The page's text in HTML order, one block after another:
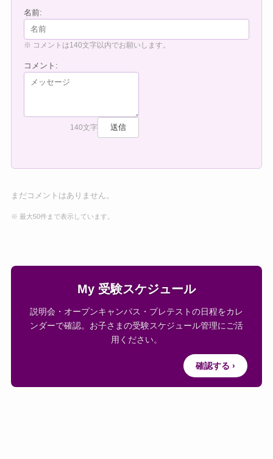
名前:
※ コメントは140文字以内でお願いします。
コメント:
140文字 送信
まだコメントはありません。
※ 最大50件まで表示しています。
My 受験スケジュール
説明会・オープンキャンパス・プレテストの日程をカレ
ンダーで確認。お子さまの受験スケジュール管理にご活
用ください。
確認する ›